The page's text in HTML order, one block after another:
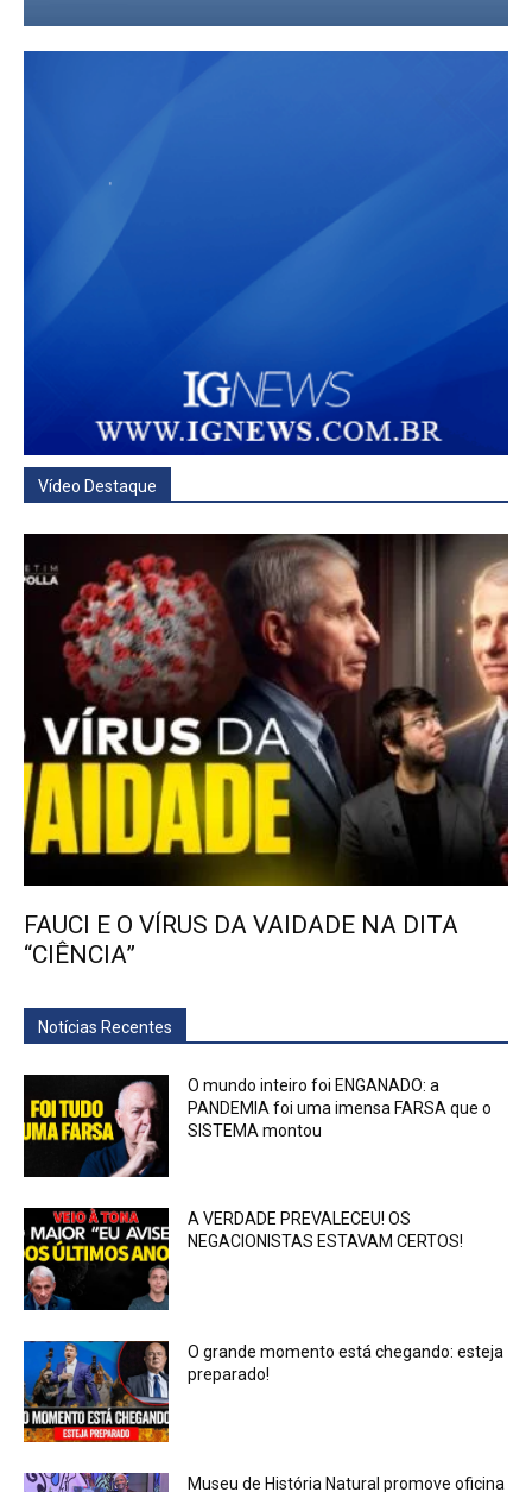
Vídeo Destaque
FAUCI E O VÍRUS DA VAIDADE NA DITA
“CIÊNCIA”
Notícias Recentes
O mundo inteiro foi ENGANADO: a
PANDEMIA foi uma imensa FARSA que o
SISTEMA montou
A VERDADE PREVALECEU! OS
NEGACIONISTAS ESTAVAM CERTOS!
O grande momento está chegando: esteja
preparado!
Museu de História Natural promove oficina